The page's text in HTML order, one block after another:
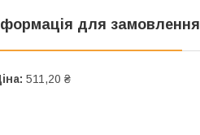
для замовлення
511,20 ₴